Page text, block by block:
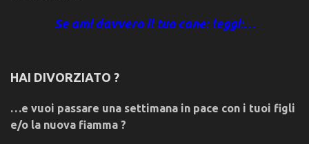
Se ami davvero il tuo cane: leggi:…
HAI DIVORZIATO ?
…e vuoi passare una settimana in pace con i tuoi figli
e/o la nuova fiamma ?